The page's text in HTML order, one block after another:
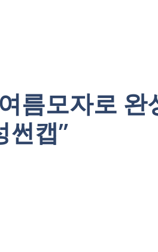
름모자로 완
썬캡”